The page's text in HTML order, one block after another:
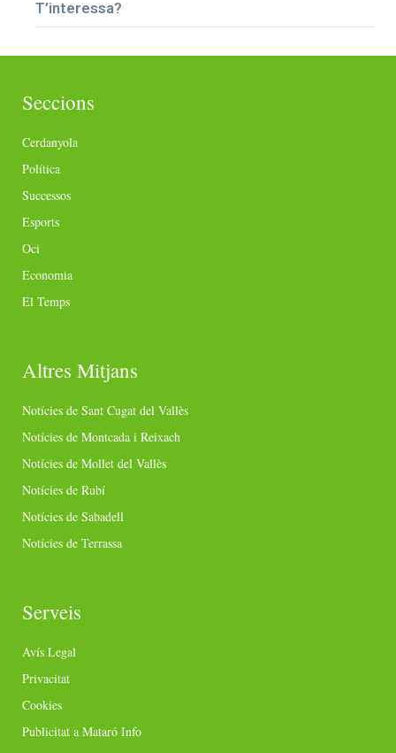
T’interessa?
Seccions
Cerdanyola
Política
Successos
Esports
Oci
Economia
El Temps
Altres Mitjans
Notícies de Sant Cugat del Vallès
Notícies de Montcada i Reixach
Notícies de Mollet del Vallès
Notícies de Rubí
Notícies de Sabadell
Notícies de Terrassa
Serveis
Avís Legal
Privacitat
Cookies
Publicitat a Mataró Info